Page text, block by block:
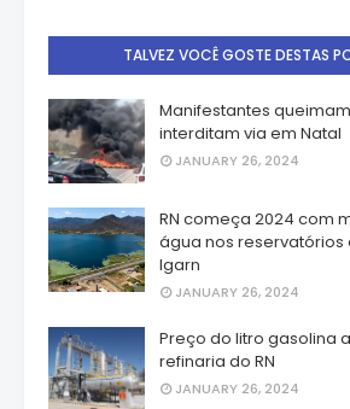
TALVEZ VOCÊ GOSTE DESTAS
Manifestantes
interditam via em Natal
JANUARY 26, 2024
RN começa 2024 com
água nos reservatórios
Igarn
JANUARY 26, 2024
Preço do litro gasolina
refinaria do RN
JANUARY 26, 2024